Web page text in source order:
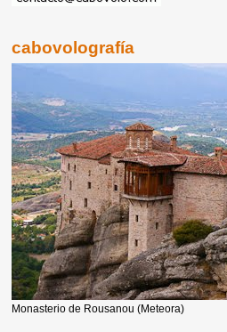
cabovolografía
Monasterio de Rousanou (Meteora)